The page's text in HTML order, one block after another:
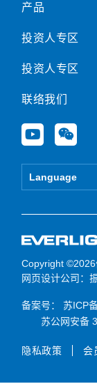
产品
投资人专区
投资人专区
联络我们
Y
o
u
e
W
e
i
Language
Copyright ©2026
网页设计公司 ：
备案号：
苏ICP
苏公网安备
隐私政策 会